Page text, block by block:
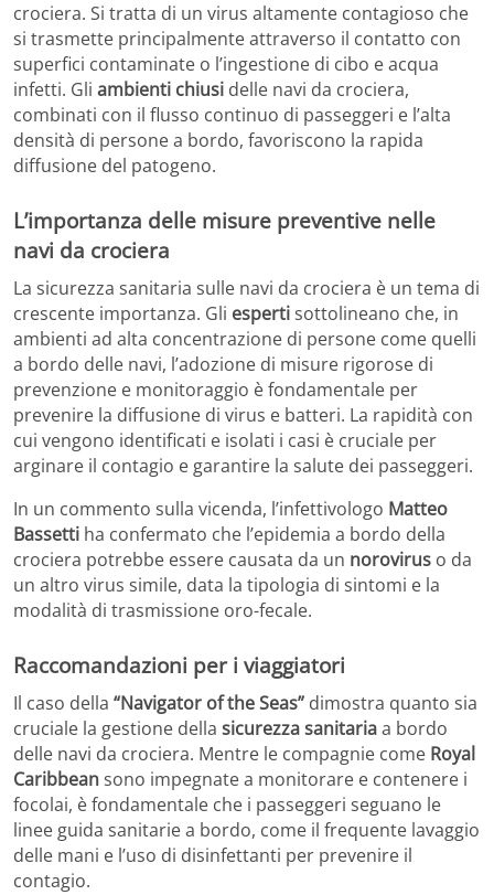
crociera. Si tratta di un virus altamente contagioso che
si trasmette principalmente attraverso il contatto con
superfici contaminate o l’ingestione di cibo e acqua
infetti. Gli ambienti chiusi delle navi da crociera,
combinati con il flusso continuo di passeggeri e l’alta
densità di persone a bordo, favoriscono la rapida
diffusione del patogeno.
L’importanza delle misure preventive nelle
navi da crociera
La sicurezza sanitaria sulle navi da crociera è un tema di
crescente importanza. Gli espertisottolineano che, in
ambienti ad alta concentrazione di persone come quelli
a bordo delle navi, l’adozione di misure rigorose di
prevenzione e monitoraggio è fondamentale per
prevenire la diffusione di virus e batteri. La rapidità con
cui vengono identificati e isolati i casi è cruciale per
arginare il contagio e garantire la salute dei passeggeri.
In un commento sulla vicenda, l’infettivologo Matteo
Bassetti ha confermato che l’epidemia a bordo della
crociera potrebbe essere causata da un norovirus o da
un altro virus simile, data la tipologia di sintomi e la
modalità di trasmissione oro-fecale.
Raccomandazioni per i viaggiatori
Il caso della “Navigator of the Seas” dimostra quanto sia
cruciale la gestione della sicurezza sanitariaa bordo
delle navi da crociera. Mentre le compagnie come Royal
Caribbeansono impegnate a monitorare e contenere i
focolai, è fondamentale che i passeggeri seguano le
linee guida sanitarie a bordo, come il frequente lavaggio
delle mani e l’uso di disinfettanti per prevenire il
contagio.